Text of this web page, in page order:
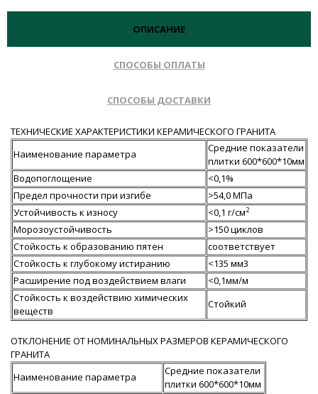
ОПИСАНИЕ
СПОСОБЫ ОПЛАТЫ
СПОСОБЫ ДОСТАВКИ
ТЕХНИЧЕСКИЕ ХАРАКТЕРИСТИКИ КЕРАМИЧЕСКОГО ГРАНИТА
Наименование параметра
Средние показатели
плитки 600*600*10мм
Водопоглощение
<0,1%
Предел прочности при изгибе
>54,0 МПа
Устойчивость к износу
<0,1 г/см2
Морозоустойчивость
>150 циклов
Стойкость к образованию пятен
соответствует
Стойкость к глубокому истиранию
<135 мм3
Расширение под воздействием влаги
<0,1мм/м
Стойкость к воздействию химических
веществ
Стойкий
ОТКЛОНЕНИЕ ОТ НОМИНАЛЬНЫХ РАЗМЕРОВ КЕРАМИЧЕСКОГО
ГРАНИТА
Наименование параметра
Средние показатели
плитки 600*600*10мм